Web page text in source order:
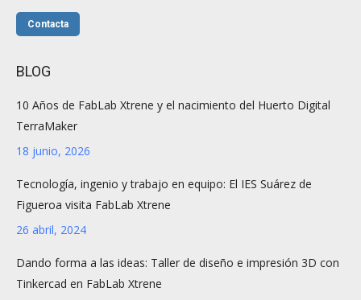
Contacta
BLOG
10 Años de FabLab Xtrene y el nacimiento del Huerto Digital
TerraMaker
18 junio, 2026
Tecnología, ingenio y trabajo en equipo: El IES Suárez de
Figueroa visita FabLab Xtrene
26 abril, 2024
Dando forma a las ideas: Taller de diseño e impresión 3D con
Tinkercad en FabLab Xtrene